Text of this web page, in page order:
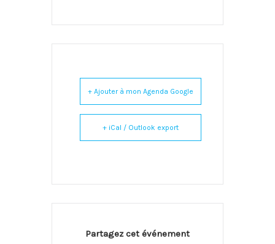
+ Ajouter à mon Agenda Google
+ iCal / Outlook export
Partagez cet événement